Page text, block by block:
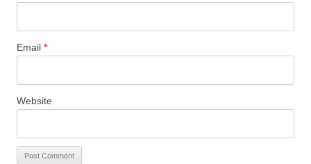
Email *
Website